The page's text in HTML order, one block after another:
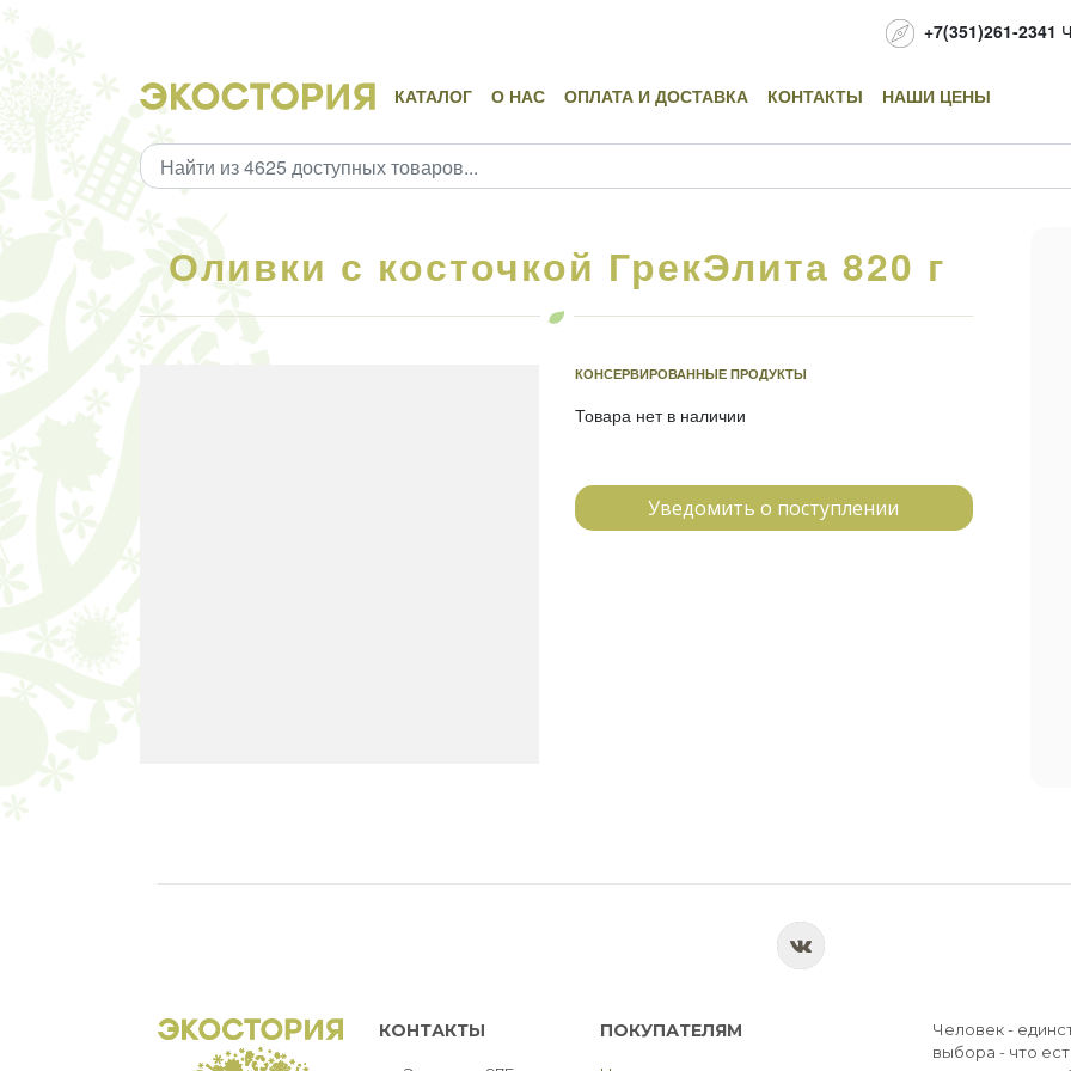
+7(351)261-2341
КАТАЛОГ О НАС ОПЛАТА И ДОСТАВКА КОНТАКТЫ НАШИ ЦЕНЫ
Оливки с косточкой ГрекЭлита 820 г
КОНСЕРВИРОВАННЫЕ ПРОДУКТЫ
Товара нет в наличии
Уведомить о поступлении
КОНТАКТЫ ПОКУПАТЕЛЯМ
Человек -
выбора - что